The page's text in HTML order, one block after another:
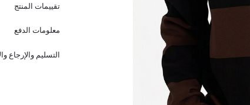
تقييمات المنتج
معلومات الدفع
التسليم والإرجاع